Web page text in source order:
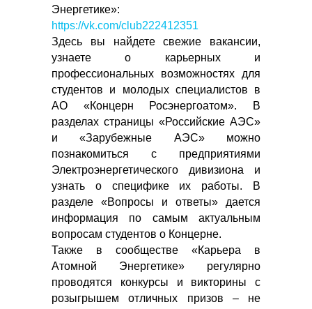
Энергетике»:
https://vk.com/club222412351
Здесь вы найдете свежие вакансии,
узнаете о карьерных и
профессиональных возможностях для
студентов и молодых специалистов в
АО «Концерн Росэнергоатом». В
разделах страницы «Российские АЭС»
и «Зарубежные АЭС» можно
познакомиться с предприятиями
Электроэнергетического дивизиона и
узнать о специфике их работы. В
разделе «Вопросы и ответы» дается
информация по самым актуальным
вопросам студентов о Концерне.
Также в сообществе «Карьера в
Атомной Энергетике» регулярно
проводятся конкурсы и викторины с
розыгрышем отличных призов – не